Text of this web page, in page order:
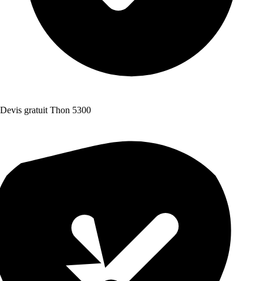
Devis gratuit Thon 5300